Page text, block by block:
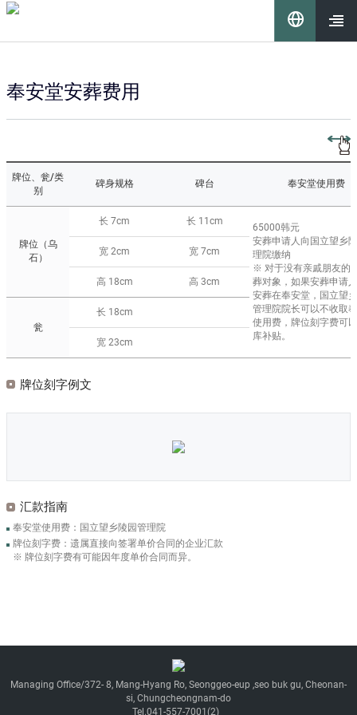
이 누리집은 대한민국 공식 전자정부 누리집입니다.
奉安堂安葬费用
牌位、瓮/类
别
碑身规格 碑台 奉安堂使用费
牌位（乌
石）
长 7cm 长 11cm
65000韩元
安葬申请人向国立望乡
理院缴纳
※ 对于没有亲戚朋友的
葬对象，如果安葬申请
安葬在奉安堂，国立望
管理院院长可以不收取
使用费，牌位刻字费可
库补贴。
宽 2cm 宽 7cm
高 18cm 高 3cm
瓮
长 18cm
宽 23cm
牌位刻字例文
汇款指南
奉安堂使用费：国立望乡陵园管理院
牌位刻字费：遗属直接向签署单价合同的企业汇款
※ 牌位刻字费有可能因年度单价合同而异。
Managing Office/372- 8, Mang-Hyang Ro, Seonggeo-eup ,seo buk gu, Cheonan-
si, Chungcheongnam-do
Tel.041-557-7001(2)